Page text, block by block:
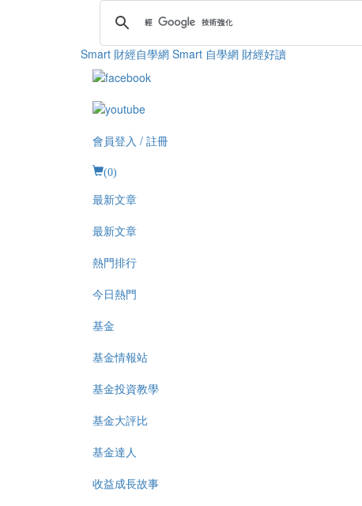
Smart 財經自學網 Smart 自學網 財經好讀
會員登入 / 註冊
(0)
最新文章
最新文章
熱門排行
今日熱門
基金
基金情報站
基金投資教學
基金大評比
基金達人
收益成長故事